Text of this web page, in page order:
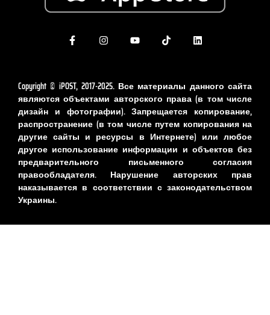
Copyright © iPOST, 2017-2025. Все материалы данного сайта
являются объектами авторского права (в том числе
дизайн и фотографии). Запрещается копирование,
распространение (в том числе путем копирования на
другие сайты и ресурсы в Интернете) или любое
другое использование информации и объектов без
предварительного письменного согласия
правообладателя. Нарушение авторских прав
наказывается в соответствии с законодательством
Украины.